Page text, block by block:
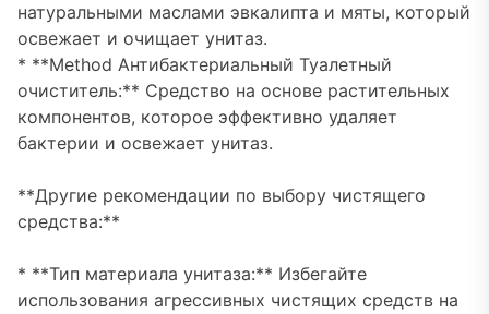
натуральными маслами эвкалипта и мяты, который
освежает и очищает унитаз.
* **Method Антибактериальный Туалетный
очиститель:** Средство на основе растительных
компонентов, которое эффективно удаляет
бактерии и освежает унитаз.
**Другие рекомендации по выбору чистящего
средства:**
* **Тип материала унитаза:** Избегайте
использования агрессивных чистящих средств на